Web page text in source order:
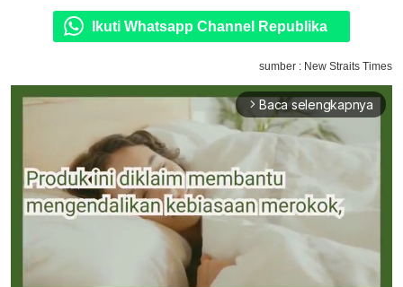
Ikuti Whatsapp Channel Republika
sumber : New Straits Times
arrow_forward_ios Baca selengkapnya